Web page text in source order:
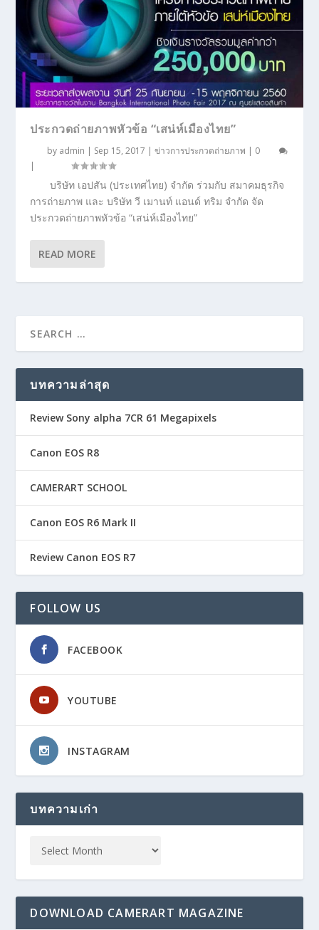
ประกวดถ่ายภาพหัวข้อ “เสน่ห์เมืองไทย”
by admin | Sep 15, 2017 |ข่าวการประกวดถ่ายภาพ | 0
|
บริษัท เอปสัน (ประเทศไทย) จำกัด ร่วมกับ สมาคมธุรกิจ
การถ่ายภาพ และ บริษัท วี เมานท์ แอนด์ ทริม จำกัด จัด
ประกวดถ่ายภาพหัวข้อ “เสน่ห์เมืองไทย”
READ MORE
บทความล่าสุด
Review Sony alpha 7CR 61 Megapixels
Canon EOS R8
CAMERART SCHOOL
Canon EOS R6 Mark II
Review Canon EOS R7
FOLLOW US
FACEBOOK
YOUTUBE
INSTAGRAM
บทความเก่า
DOWNLOAD CAMERART MAGAZINE